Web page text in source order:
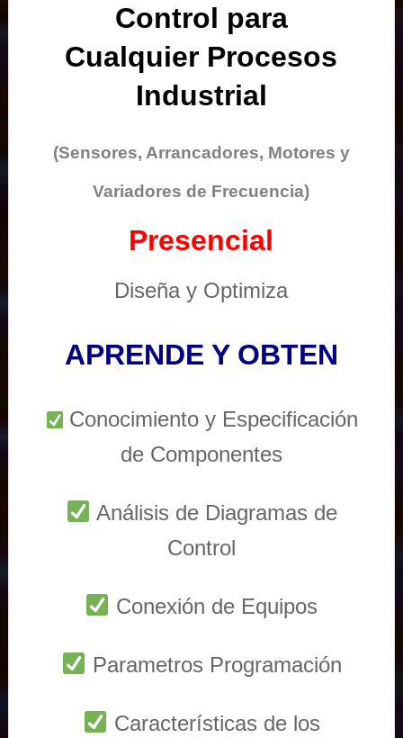
Control para
Cualquier Procesos
Industrial
(Sensores, Arrancadores, Motores y
Variadores de Frecuencia)
Presencial
Diseña y Optimiza
APRENDE Y OBTEN
Conocimiento y Especificación
de Componentes
Análisis de Diagramas de
Control
Conexión de Equipos
Parametros Programación
Características de los